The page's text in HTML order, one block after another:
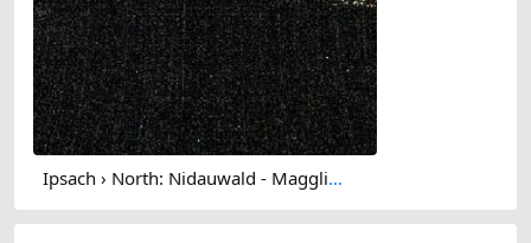
Ipsach › North: Nidauwald - Magglingen/Macolin - Lake Biel